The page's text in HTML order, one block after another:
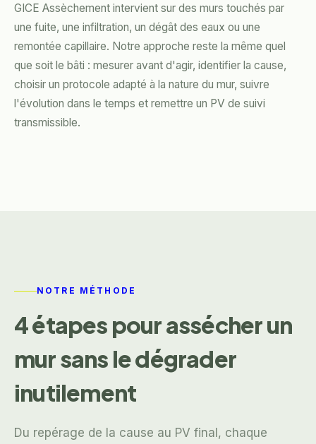
GICE Assèchement intervient sur des murs touchés par
une fuite, une infiltration, un dégât des eaux ou une
remontée capillaire. Notre approche reste la même quel
que soit le bâti : mesurer avant d'agir, identifier la cause,
choisir un protocole adapté à la nature du mur, suivre
l'évolution dans le temps et remettre un PV de suivi
transmissible.
NOTRE MÉTHODE
4 étapes pour assécher un
mur sans le dégrader
inutilement
Du repérage de la cause au PV final, chaque